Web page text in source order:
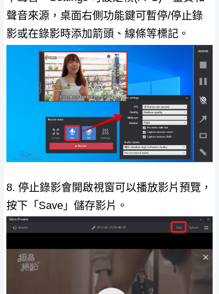
聲音來源，桌面右側功能鍵可暫停/停止錄
影或在錄影時添加箭頭、線條等標記。
8. 停止錄影會開啟視窗可以播放影片預覽，
按下「Save」儲存影片。